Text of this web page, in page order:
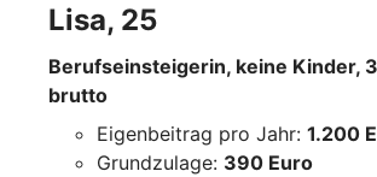
Lisa, 25
Berufseinsteigerin, keine Kinder,
brutto
Eigenbeitrag pro Jahr: 1.200
Grundzulage: 390 Euro